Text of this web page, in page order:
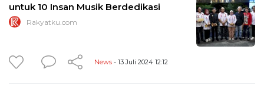
untuk 10 Insan Musik Berdedikasi
Rakyatku.com
News - 13 Juli 2024 12:12